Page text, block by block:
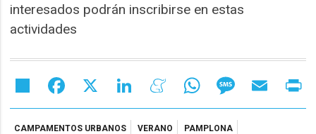
interesados podrán inscribirse en estas
actividades
Share Facebook LinkedIn MeneameWhatsAppMessageEmail
CAMPAMENTOS URBANOS VERANO PAMPLONA